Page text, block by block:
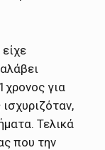
για
Τελικά
που την